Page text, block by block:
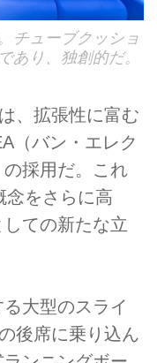
チューブクッショ
あり、独創的だ。
、拡張性に富む
（バン・エレク
の採用だ。これ
念をさらに高
ての新たな立
大型のスライ
後席に乗り込ん